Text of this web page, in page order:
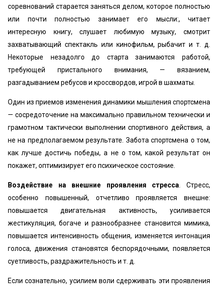
соревнований старается заняться делом, которое полностью
или почти полностью занимает его мысли:, читает
интересную книгу, слушает любимую музыку, смотрит
захватывающий спектакль или кинофильм, рыбачит и т. д.
Некоторые незадолго до старта занимаются работой,
требующей пристального внимания, — вязанием,
разгадыванием ребусов и кроссвордов, игрой в шахматы.
Один из приемов изменения динамики мышления спортсмена
— сосредоточение на максимально правильном технически и
грамотном тактически выполнении спортивного действия, а
не на предполагаемом результате. Забота спортсмена о том,
как лучше достичь победы, а не о том, какой результат он
покажет, оптимизирует его психическое состояние.
Воздействие на внешние проявления стресса . Стресс,
особенно повышенный, отчетливо проявляется внешне:
повышается двигательная активность, усиливается
жестикуляция, богаче и разнообразнее становится мимика,
повышается интенсивность общения, изменяется интонация
голоса, движения становятся беспорядочными, появляется
суетливость, раздражительность и т. д.
Если сознательно, усилием воли сдерживать эти проявления